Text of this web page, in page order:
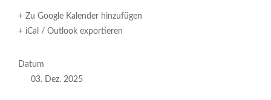
+ Zu Google Kalender hinzufügen
+ iCal / Outlook exportieren
Datum
03. Dez. 2025